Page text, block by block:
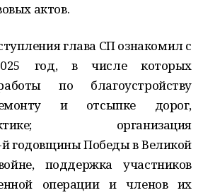
актов.
глава СП ознакомил с
год, в числе которых
по благоустройству
и отсыпке дорог,
организация
й годовщины Победы в Великой
поддержка участников
операции и членов их